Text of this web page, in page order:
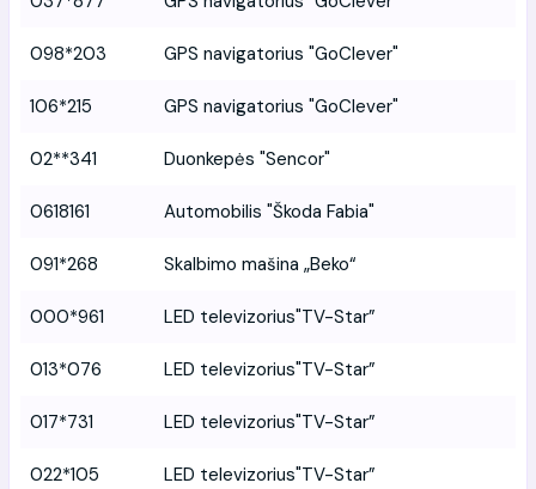
098*203 GPS navigatorius "GoClever"
106*215 GPS navigatorius "GoClever"
02**341 Duonkepės "Sencor"
0618161 Automobilis "Škoda Fabia"
091*268 Skalbimo mašina „Beko“
000*961 LED televizorius"TV-Star”
013*076 LED televizorius"TV-Star”
017*731 LED televizorius"TV-Star”
022*105 LED televizorius"TV-Star”